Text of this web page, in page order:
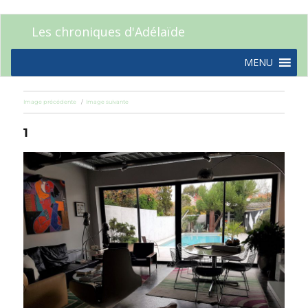
Les chroniques d'Adélaïde
MENU
Image précédente Image suivante
1